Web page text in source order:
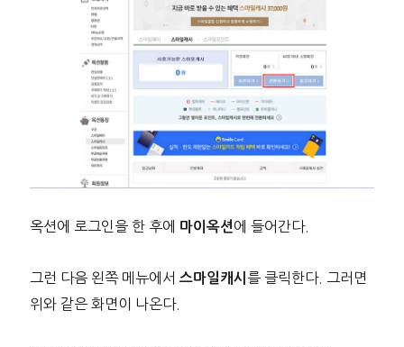
옥션에 로그인을 한 후에 마이옥션 에 들어간다.
그런 다음 왼쪽 메뉴에서 스마일캐시 를 클릭한다. 그러면
위와 같은 화면이 나온다.